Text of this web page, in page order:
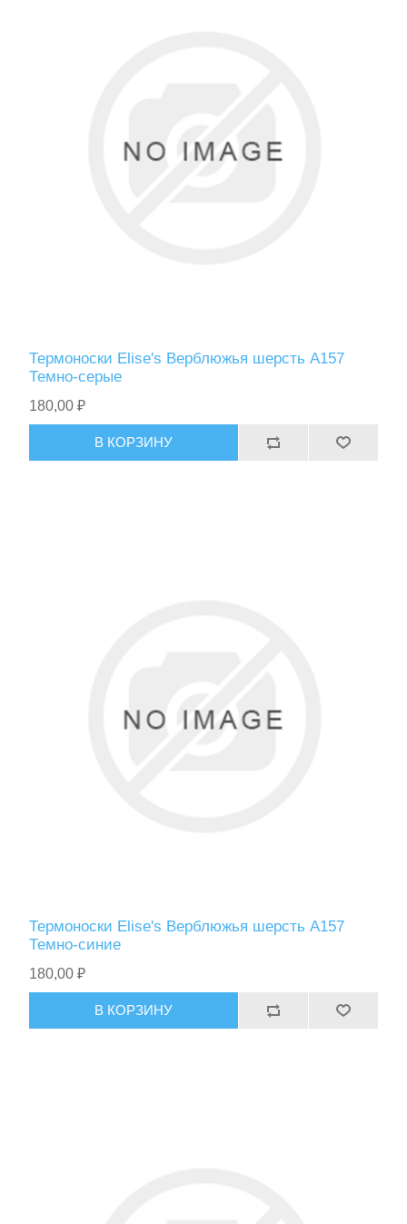
Термоноски Elise's Верблюжья шерсть A157
Темно-серые
180,00 ₽
В КОРЗИНУ
Термоноски Elise's Верблюжья шерсть A157
Темно-синие
180,00 ₽
В КОРЗИНУ